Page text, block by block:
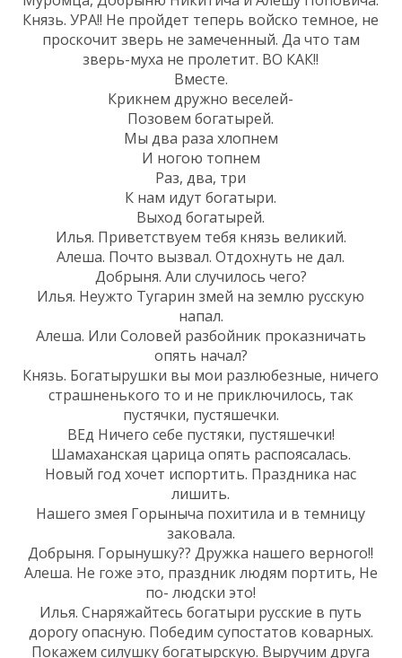
Князь. УРА!! Не пройдет теперь войско темное, не
проскочит зверь не замеченный. Да что там
зверь-муха не пролетит. ВО КАК!!
Вместе.
Крикнем дружно веселей-
Позовем богатырей.
Мы два раза хлопнем
И ногою топнем
Раз, два, три
К нам идут богатыри.
Выход богатырей.
Илья. Приветствуем тебя князь великий.
Алеша. Почто вызвал. Отдохнуть не дал.
Добрыня. Али случилось чего?
Илья. Неужто Тугарин змей на землю русскую
напал.
Алеша. Или Соловей разбойник проказничать
опять начал?
Князь. Богатырушки вы мои разлюбезные, ничего
страшненького то и не приключилось, так
пустячки, пустяшечки.
ВЕд Ничего себе пустяки, пустяшечки!
Шамаханская царица опять распоясалась.
Новый год хочет испортить. Праздника нас
лишить.
Нашего змея Горыныча похитила и в темницу
заковала.
Добрыня. Горынушку?? Дружка нашего верного!!
Алеша. Не гоже это, праздник людям портить, Не
по- людски это!
Илья. Снаряжайтесь богатыри русские в путь
дорогу опасную. Победим супостатов коварных.
Покажем силушку богатырскую. Выручим друга